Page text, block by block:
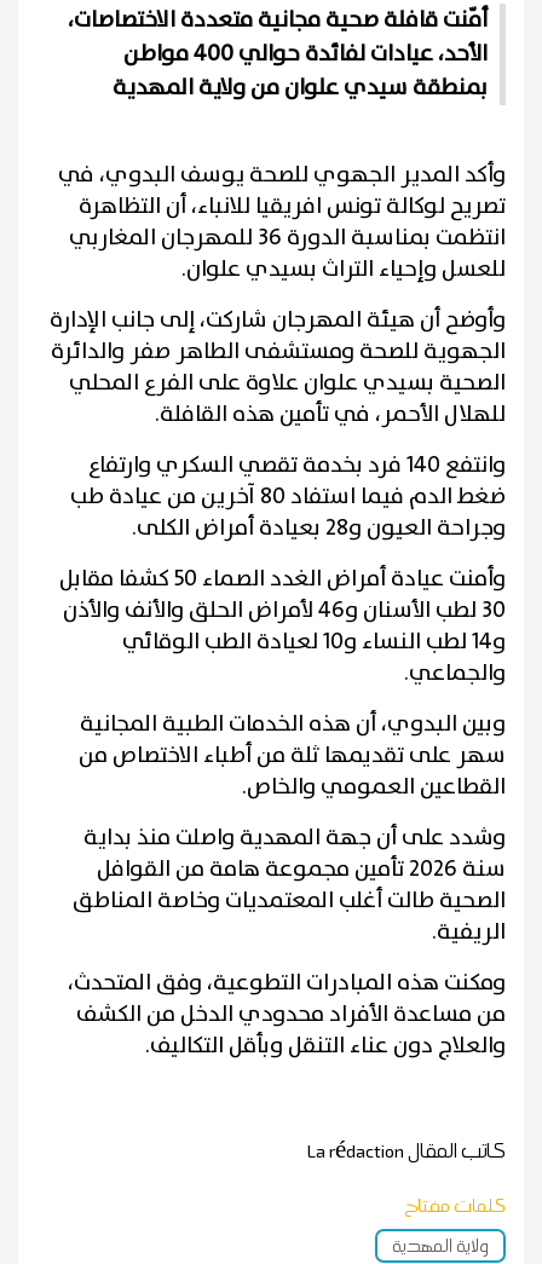
أمّنت قافلة صحية مجانية متعددة الاختصاصات،
الأحد، عيادات لفائدة حوالي 400 مواطن
بمنطقة سيدي علوان من ولاية المهدية
وأكد المدير الجهوي للصحة يوسف البدوي، في
تصريح لوكالة تونس افريقيا للانباء، أن التظاهرة
انتظمت بمناسبة الدورة 36 للمهرجان المغاربي
للعسل وإحياء التراث بسيدي علوان.
وأوضح أن هيئة المهرجان شاركت، إلى جانب الإدارة
الجهوية للصحة ومستشفى الطاهر صفر والدائرة
الصحية بسيدي علوان علاوة على الفرع المحلي
للهلال الأحمر، في تأمين هذه القافلة.
وانتفع 140 فرد بخدمة تقصي السكري وارتفاع
ضغط الدم فيما استفاد 80 آخرين من عيادة طب
وجراحة العيون و28 بعيادة أمراض الكلى.
وأمنت عيادة أمراض الغدد الصماء 50 كشفا مقابل
30 لطب الأسنان و46 لأمراض الحلق والأنف والأذن
و14 لطب النساء و10 لعيادة الطب الوقائي
والجماعي.
وبين البدوي، أن هذه الخدمات الطبية المجانية
سهر على تقديمها ثلة من أطباء الاختصاص من
القطاعين العمومي والخاص.
وشدد على أن جهة المهدية واصلت منذ بداية
سنة 2026 تأمين مجموعة هامة من القوافل
الصحية طالت أغلب المعتمديات وخاصة المناطق
الريفية.
ومكنت هذه المبادرات التطوعية، وفق المتحدث،
من مساعدة الأفراد محدودي الدخل من الكشف
والعلاج دون عناء التنقل وبأقل التكاليف.
كاتب المقالLa rédaction
كلمات مفتاح
ولاية المهدية